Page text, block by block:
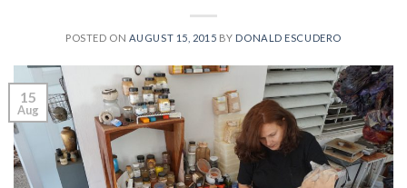
POSTED ON AUGUST 15, 2015 BY DONALD ESCUDERO
15
Aug